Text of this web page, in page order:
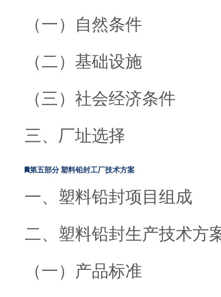
（一）自然条件
（二）基础设施
（三）社会经济条件
三、厂址选择
第五部分 塑料铅封工厂技术方案
一、塑料铅封项目组成
二、塑料铅封生产技术方
（一）产品标准